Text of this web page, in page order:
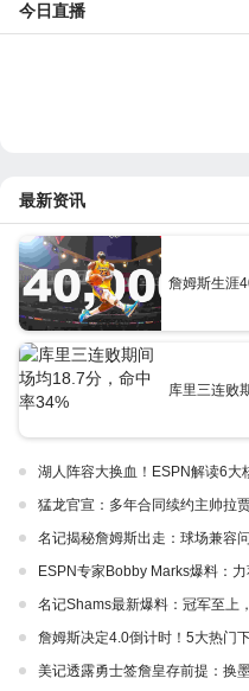
今日直播
最新资讯
詹姆斯生涯
库里三连败
湖人阵容大换血！ESPN解读6大
猛龙官宣：多年合同续约主帅拉
名记揭秘詹姆斯出走：球场兼容问题并
ESPN专家Bobby Marks爆料：力荐骑
名记Shams最新爆料：冠军至上
詹姆斯决定4.0倒计时！5大热门
美记透露勇士签詹皇存前提：换